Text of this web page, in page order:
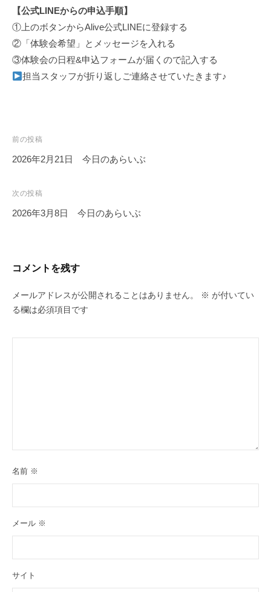
【公式LINEからの申込手順】
①上のボタンからAlive公式LINEに登録する
②「体験会希望」とメッセージを入れる
③体験会の日程&申込フォームが届くので記入する
担当スタッフが折り返しご連絡させていたきます♪
投
稿
ビ
ゲ
前の投稿
2026年2月21日 今日のあらいぶ
次の投稿
2026年3月8日 今日のあらいぶ
コメントを残す
メールアドレスが公開されることはありません。 ※ が付いてい
る欄は必須項目です
名前 ※
メール ※
サイト